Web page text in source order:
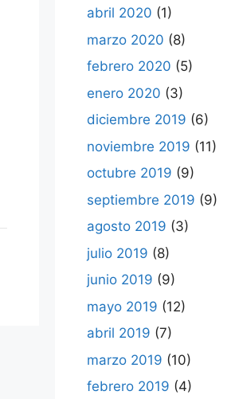
abril 2020 (1)
marzo 2020 (8)
febrero 2020 (5)
enero 2020 (3)
diciembre 2019 (6)
noviembre 2019 (11)
octubre 2019 (9)
septiembre 2019 (9)
agosto 2019 (3)
julio 2019 (8)
junio 2019 (9)
mayo 2019 (12)
abril 2019 (7)
marzo 2019 (10)
febrero 2019 (4)